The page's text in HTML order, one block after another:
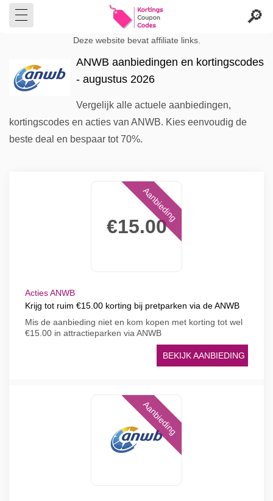
Deze website bevat affiliate links.
ANWB aanbiedingen en kortingscodes
- augustus 2026
Vergelijk alle actuele aanbiedingen,
kortingscodes en acties van ANWB. Kies eenvoudig de
beste deal en bespaar tot 70%.
€15.00
Aanbieding
Acties ANWB
Krijg tot ruim €15.00 korting bij pretparken via de ANWB
Mis de aanbieding niet en kom kopen met korting tot wel
€15.00 in attractieparken via ANWB
BEKIJK AANBIEDING
Aanbieding